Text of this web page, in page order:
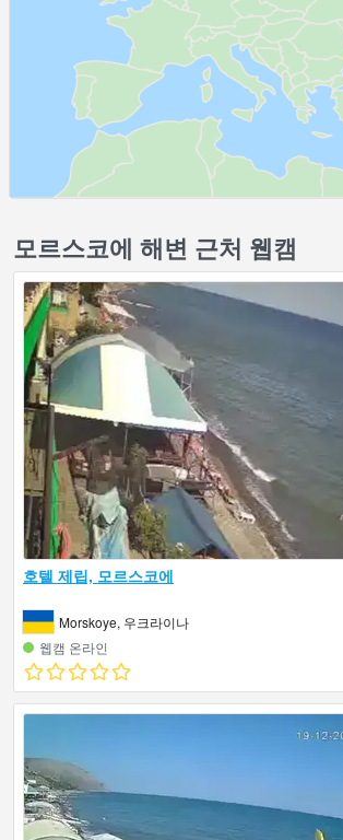
모르스코에 해변 근처 웹캠
호텔 제립, 모르스코에
Morskoye, 우크라이나
웹캠 온라인